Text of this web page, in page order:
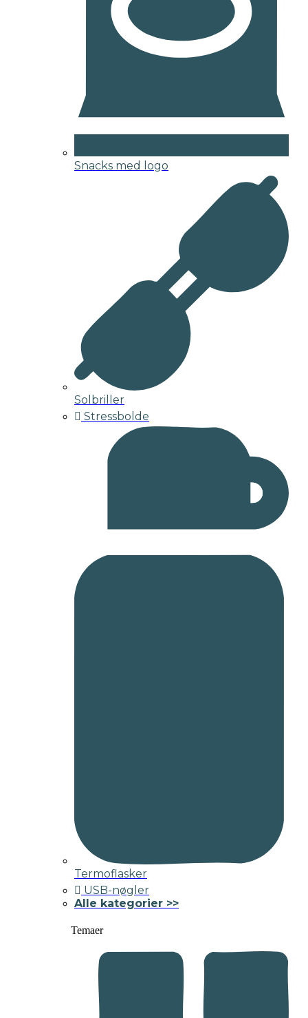
Snacks med logo
Solbriller
Stressbolde
Termoflasker
USB-nøgler
Alle kategorier >>
Temaer